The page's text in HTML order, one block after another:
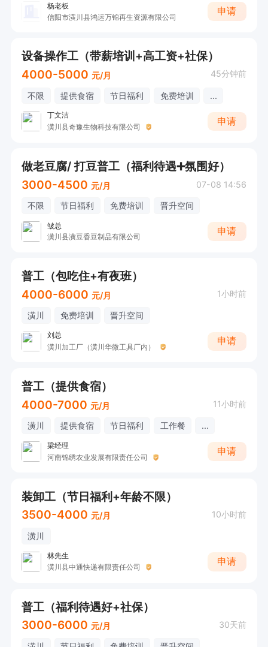
杨老板
信阳市潢川县鸿运万锦再生资源有限公司
申请
设备操作工（带薪培训+高工资+社保）
4000-5000 元/月 45分钟前
不限 提供食宿 节日福利 免费培训 ...
丁文洁
潢川县奇豫生物科技有限公司
申请
做老豆腐/ 打豆普工（福利待遇➕氛围好）
3000-4500 元/月 07-08 14:56
不限 节日福利 免费培训 晋升空间
皱总
潢川县潢豆香豆制品有限公司
申请
普工（包吃住+有夜班）
4000-6000 元/月 1小时前
潢川 免费培训 晋升空间
刘总
潢川加工厂（潢川华微工具厂内）
申请
普工（提供食宿）
4000-7000 元/月 11小时前
潢川 提供食宿 节日福利 工作餐 ...
梁经理
河南锦绣农业发展有限责任公司
申请
装卸工（节日福利+年龄不限）
3500-4000 元/月 10小时前
潢川
林先生
潢川县中通快递有限责任公司
申请
普工（福利待遇好+社保）
3000-6000 元/月 30天前